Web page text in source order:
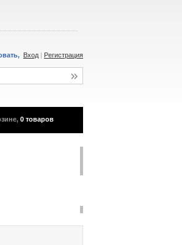
Вход | Регистрация
0 товаров